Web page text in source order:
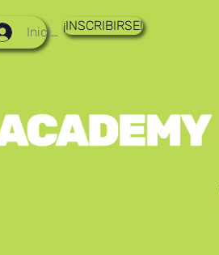
Iniciar sesión
¡INSCRIBIRSE!